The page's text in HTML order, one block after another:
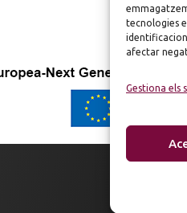
tecnologies
afectar
Gestiona els